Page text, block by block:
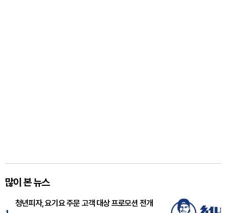
많이 본 뉴스
청년피자, 요기요 주문 고객 대상 프로모션 전개